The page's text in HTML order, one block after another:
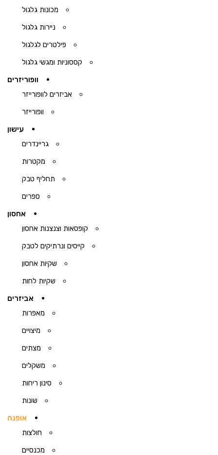
מכונות גלגול
ניירות גלגול
פילטרים לגלגול
קססוניות ומגשי גלגול
וופוריזרים
אביזרים לוופורייזר
וופורייזר
עישון
גריינדרים
מקטרות
תחליף טבק
ספרים
אחסון
קופסאות וצנצנות אחסון
קייסים ונרתיקים לטבק
שקיות אחסון
שקיות לחות
אביזרים
מאפרות
מיצויים
מצתים
משקלים
סינון ריחות
שונות
אופנה
חולצות
מכנסיים